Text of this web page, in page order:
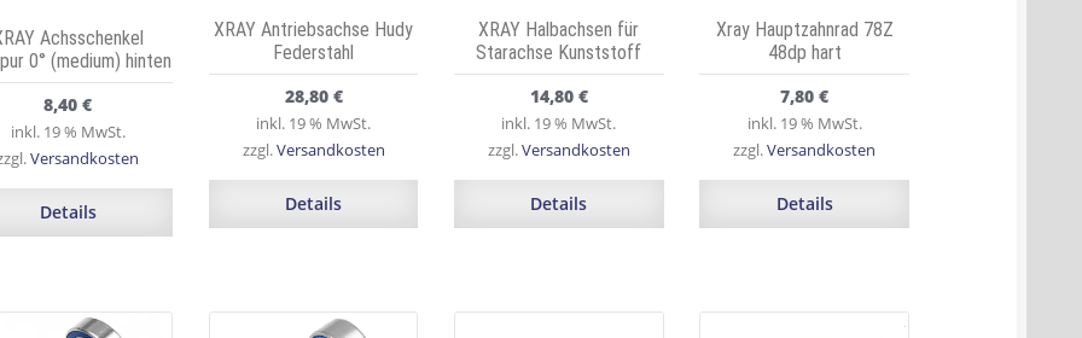
Achsschenkel
0° (medium) hinten
8,40€
inkl. 19 % MwSt.
Versandkosten
Details
XRAY Antriebsachse Hudy
Federstahl
28,80 €
inkl. 19 % MwSt.
zzgl.Versandkosten
Details
XRAY Halbachsen für
Starachse Kunststoff
14,80 €
inkl. 19 % MwSt.
zzgl.Versandkosten
Details
Xray Hauptzahnrad 78Z
48dp hart
7,80€
inkl. 19 % MwSt.
zzgl.Versandkosten
Details